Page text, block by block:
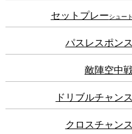
セットプレーシュート
パスレスポンス
敵陣空中
ドリブルチャンス
クロスチャンス